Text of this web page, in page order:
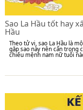
Sao La Hầu tốt hay
Hầu
Theo tử vi, sao La Hầu là
gặp sao này nên cẩn trọng
chiếu mệnh nam nữ tuổi